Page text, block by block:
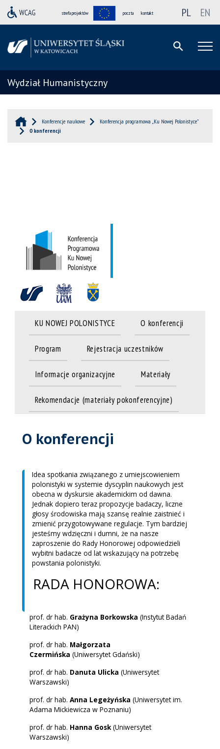
strefa projektów poczta kontakt PL EN
Wydział Humanistyczny
Konferencje naukowe
Konferencja programowa „Ku Nowej Polonistyce”
O konferencji
KU NOWEJ POLONISTYCE O konferencji
Program Rejestracja uczestników
Informacje organizacyjne Materiały
Rekomendacje (materiały pokonferencyjne)
O konferencji
Idea spotkania związanego z umiejscowieniem
polonistyki w systemie dyscyplin naukowych jest
obecna w dyskursie akademickim od dawna.
Jednak dopiero teraz propozycje badaczy, liczne
głosy środowiska mają szansę realnie zaistnieć i
zmienić przygotowywane regulacje. Tym bardziej
jesteśmy wdzięczni i dumni, że na nasze
zaproszenie do Rady Honorowej odpowiedzieli
wybitni badacze od lat wskazujący na potrzebę
powstania polonistyki.
RADA HONOROWA:
prof. dr hab. Grażyna Borkowska (Instytut Badań
Literackich PAN)
prof. dr hab. Małgorzata
Czermińska (Uniwersytet Gdański)
prof. dr hab. Danuta Ulicka (Uniwersytet
Warszawski)
prof. dr hab. Anna Legeżyńska (Uniwersytet im.
Adama Mickiewicza w Poznaniu)
prof. dr hab. Hanna Gosk(Uniwersytet
Warszawski)